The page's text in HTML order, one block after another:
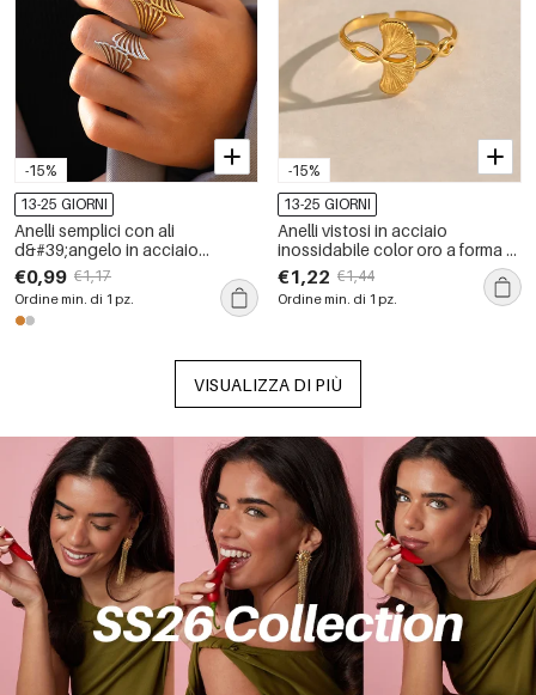
-15%
13-25 GIORNI
Anelli semplici con ali
d&#39;angelo in acciaio
inossidabile, impermeabili, color
oro
€0,99 €1,17
Ordine min. di 1 pz.
-15%
13-25 GIORNI
Anelli vistosi in acciaio
inossidabile color oro a forma di
foglia, impermeabili.
€1,22 €1,44
Ordine min. di 1 pz.
VISUALIZZA DI PIÙ